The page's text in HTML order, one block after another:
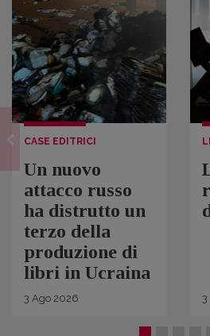
CASE EDITRICI
Un nuovo
attacco russo
ha distrutto un
terzo della
produzione di
libri in Ucraina
3 Ago 2026 3